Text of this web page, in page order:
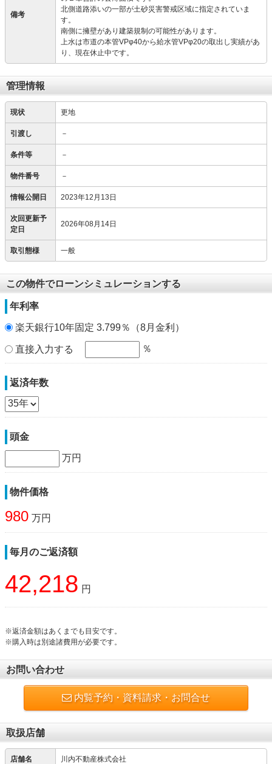
備考
北側道路添いの一部が土砂災害警戒区域に指定されていま
す。
南側に擁壁があり建築規制の可能性があります。
上水は市道の本管VPφ40から給水管VPφ20の取出し実績があ
り、現在休止中です。
管理情報
現状 更地
引渡し －
条件等 －
物件番号 －
情報公開日 2023年12月13日
次回更新予
定日
2026年08月14日
取引態様 一般
この物件でローンシミュレーションする
年利率
楽天銀行10年固定 3.799％（8月金利）
直接入力する ％
返済年数
頭金
万円
物件価格
980 万円
毎月のご返済額
42,218 円
※返済金額はあくまでも目安です。
※購入時は別途諸費用が必要です。
お問い合わせ
内覧予約・資料請求・お問合せ
取扱店舗
店舗名 川内不動産株式会社